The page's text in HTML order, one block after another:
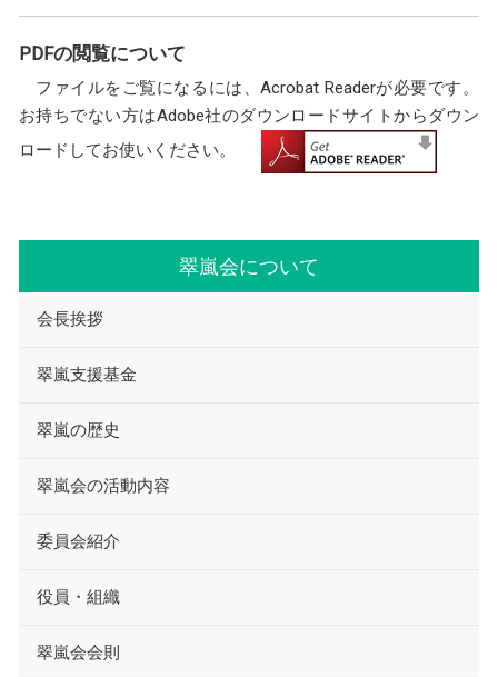
PDFの閲覧について
ファイルをご覧になるには、Acrobat Readerが必要です。
お持ちでない方はAdobe社のダウンロードサイトからダウン
ロードしてお使いください。
翠嵐会について
会長挨拶
翠嵐支援基金
翠嵐の歴史
翠嵐会の活動内容
委員会紹介
役員・組織
翠嵐会会則